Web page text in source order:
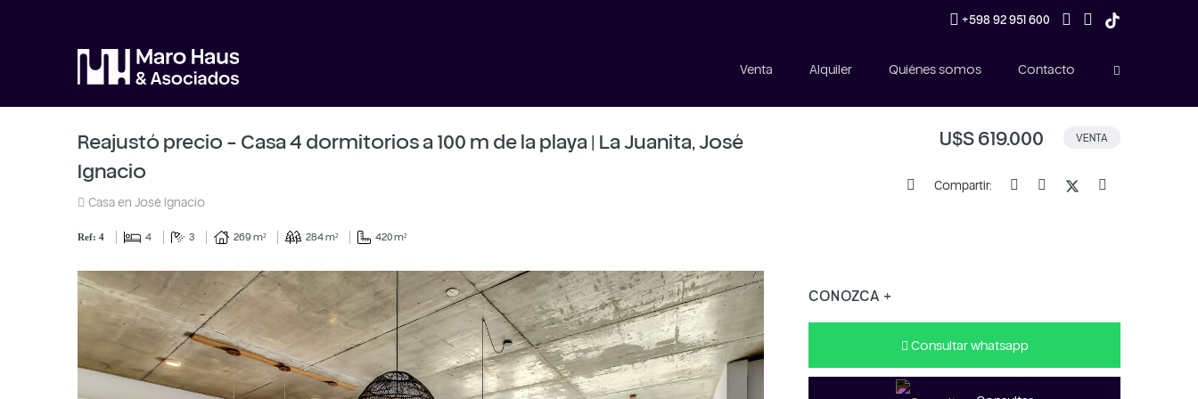
+598 92 951 600
Venta Alquiler Quiénes somos Contacto
Reajustó precio - Casa 4 dormitorios a 100 m de la playa | La Juanita, José
Ignacio
Casa en José Ignacio
Ref: 4 4 3 269 m² 284 m² 420 m²
U$S 619.000 VENTA
Compartir:
CONOZCA +
Consultar whatsapp